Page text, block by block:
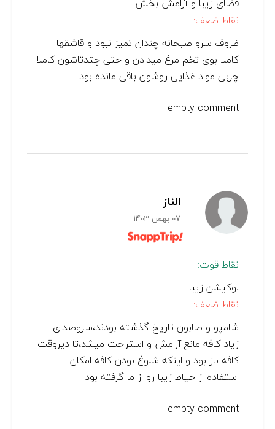
نقاط ضعف:
ظروف سرو صبحانه چندان تمیز نبود و قاشقها
کاملا بوی تخم مرغ میدادن و حتی چتدتاشون کاملا
چربی مواد غذایی روشون باقی مانده بود
empty comment
الناز
07 بهمن 1403
نقاط قوت:
لوکیشن زیبا
نقاط ضعف:
شامپو و صابون تاریخ گذشته بودند،سروصدای
زیاد کافه مانع آرامش و استراحت میشد،تا دیروقت
کافه باز بود و اینکه شلوغ بودن کافه امکان
استفاده از حیاط زیبا رو از ما گرفته بود
empty comment